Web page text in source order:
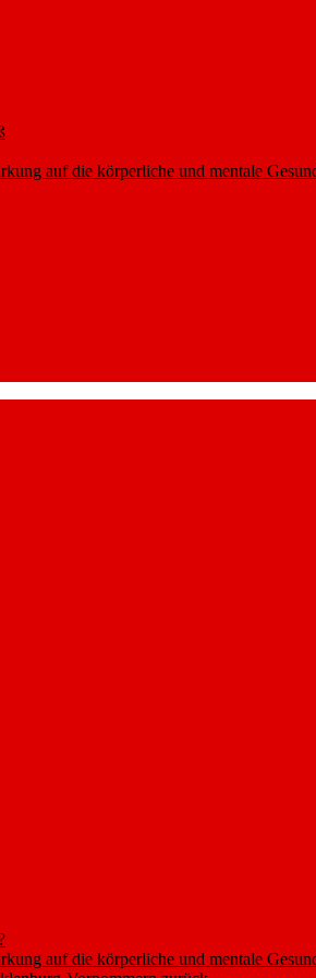
auf die körperliche und mentale
auf die körperliche und mentale